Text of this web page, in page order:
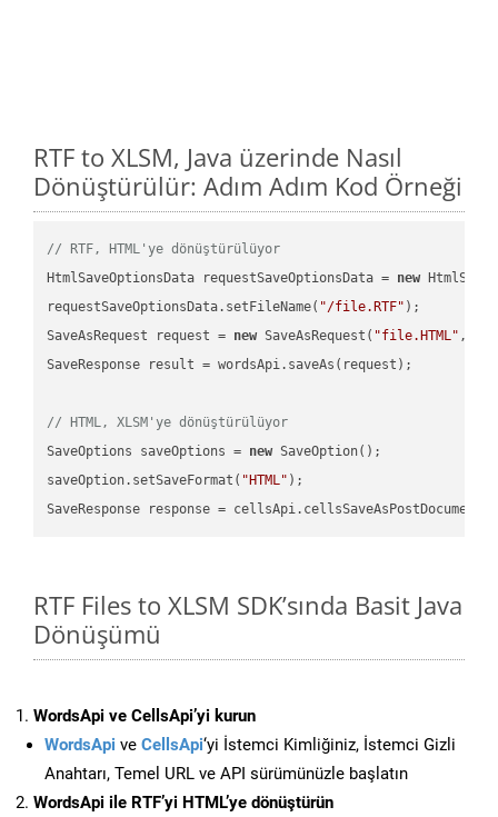
RTF to XLSM, Java üzerinde Nasıl
Dönüştürülür: Adım Adım Kod Örneği
// RTF, HTML'ye dönüştürülüyor
HtmlSaveOptionsData requestSaveOptionsData = new
requestSaveOptionsData.setFileName( "/file.RTF" );
SaveAsRequest request = new SaveAsRequest( "file.HTML"
SaveResponse result = wordsApi.saveAs(request);
// HTML, XLSM'ye dönüştürülüyor
SaveOptions saveOptions = new SaveOption();
saveOption.setSaveFormat( "HTML" );
SaveResponse response =
RTF Files to XLSM SDK’sında Basit Java
Dönüşümü
WordsApi ve CellsApi’yi kurun
WordsApi ve CellsApi‘yi İstemci Kimliğiniz, İstemci Gizli
Anahtarı, Temel URL ve API sürümünüzle başlatın
WordsApi ile RTF’yi HTML’ye dönüştürün